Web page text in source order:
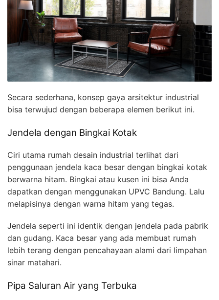
Secara sederhana, konsep gaya arsitektur industrial
bisa terwujud dengan beberapa elemen berikut ini.
Jendela dengan Bingkai Kotak
Ciri utama rumah desain industrial terlihat dari
penggunaan jendela kaca besar dengan bingkai kotak
berwarna hitam. Bingkai atau kusen ini bisa Anda
dapatkan dengan menggunakan UPVC Bandung. Lalu
melapisinya dengan warna hitam yang tegas.
Jendela seperti ini identik dengan jendela pada pabrik
dan gudang. Kaca besar yang ada membuat rumah
lebih terang dengan pencahayaan alami dari limpahan
sinar matahari.
Pipa Saluran Air yang Terbuka